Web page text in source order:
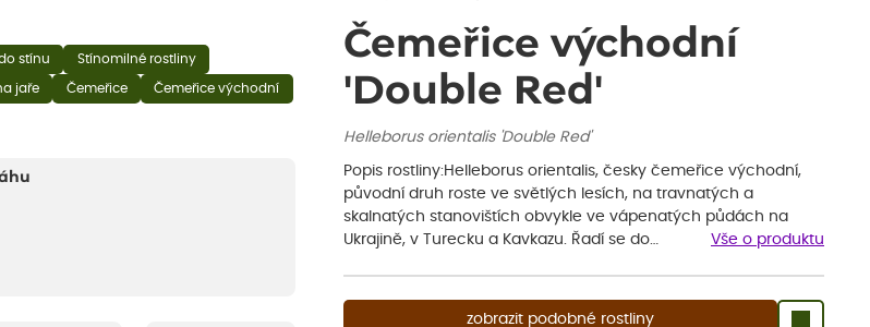
Čemeřice východní
'Double Red'
Helleborus orientalis 'Double Red'
Popis rostliny:Helleborus orientalis, česky čemeřice východní,
původní druh roste ve světlých lesích, na travnatých a
skalnatých stanovištích obvykle ve vápenatých půdách na
Ukrajině, v Turecku a Kavkazu. Řadí se do…
Vše o produktu
zobrazit podobné rostliny
stínu Stínomilné rostliny
jaře Čemeřice Čemeřice východní